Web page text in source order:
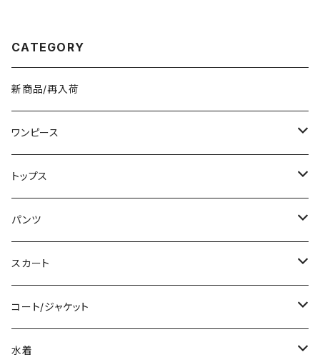
ーデ おしゃれ 人気 5色展開 K-
ー シンプル シャツブラウス オフ
CATEGORY
新商品/再入荷
ワンピース
ミニ/ショート
ミディアム/ミモレ
ロング/マキシ
袖付き
ノースリーブ
トップス
Tシャツ/カットソー
タンクトップ/キャミソール
シャツ/ブラウス
ベアトップ/チューブトップ
パンツ
ショート丈
クロップド丈
ロング丈
スカート
ミニ/ショート
ミディアム/ミモレ
コート/ジャケット
コート
水着